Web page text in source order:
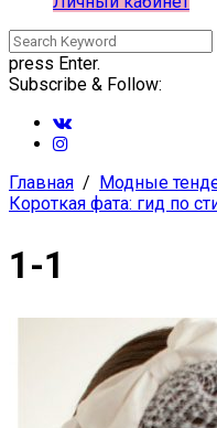
press Enter.
Subscribe & Follow:
Главная
Модные
Короткая фата: гид по
1-1